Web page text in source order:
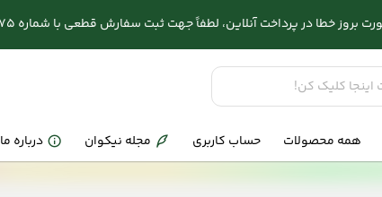
در پرداخت آنلاین، لطفاً جهت ثبت سفارش قطعی با شماره 03132286575 تماس بگیرید.
همه محصولات حساب کاربری مجله نیکوان درباره ما